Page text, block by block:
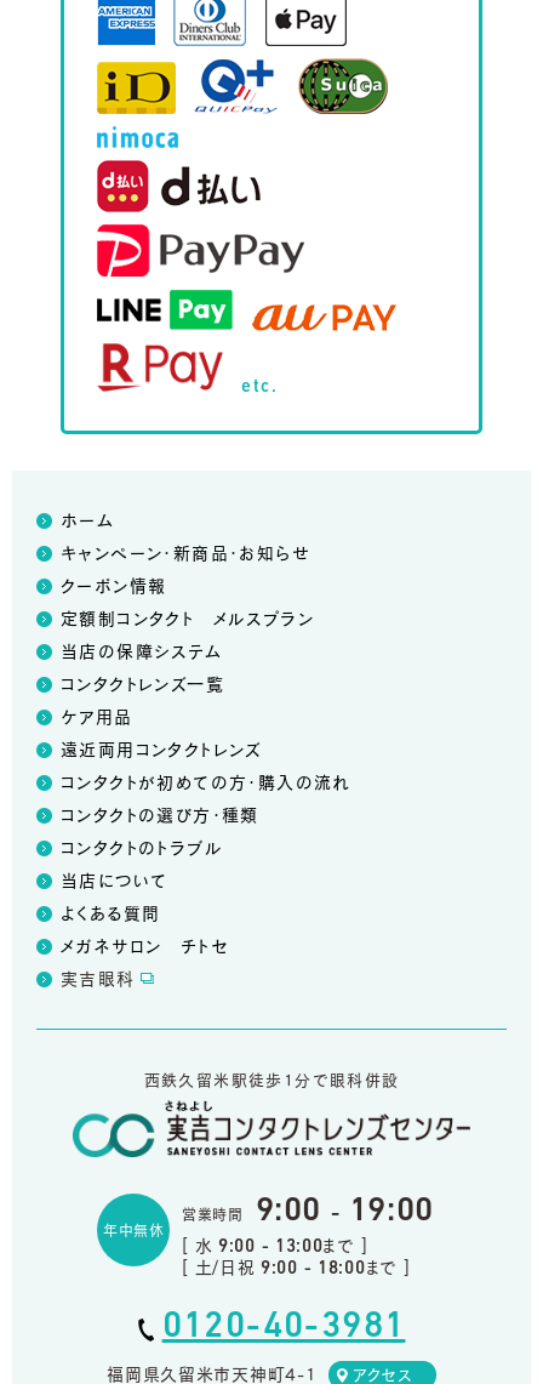
etc.
ホーム
キャンペーン・新商品・お知らせ
クーポン情報
定額制コンタクト メルスプラン
当店の保障システム
コンタクトレンズ一覧
ケア用品
遠近両用コンタクトレンズ
コンタクトが初めての方・購入の流れ
コンタクトの選び方・種類
コンタクトのトラブル
当店について
よくある質問
メガネサロン チトセ
実吉眼科
西鉄久留米駅徒歩1分で眼科併設
年中無休
営業時間 9:00 - 19:00
[ 水 9:00 - 13:00まで ]
[ 土/日祝9:00 - 18:00まで ]
0120-40-3981
福岡県久留米市天神町4-1 アクセス